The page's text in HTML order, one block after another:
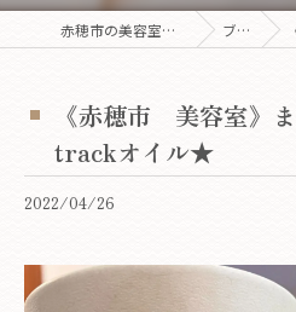
赤穂市の美容室ならMeilll hair ブログ
《赤穂市 美容室》
trackオイル★
2022/04/26